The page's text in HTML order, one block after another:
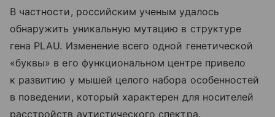
В частности, российским ученым удалось
обнаружить уникальную мутацию в структуре
гена PLAU. Изменение всего одной генетической
«буквы» в его функциональном центре привело
к развитию у мышей целого набора особенностей
в поведении, который характерен для носителей
расстройств аутистического спектра.